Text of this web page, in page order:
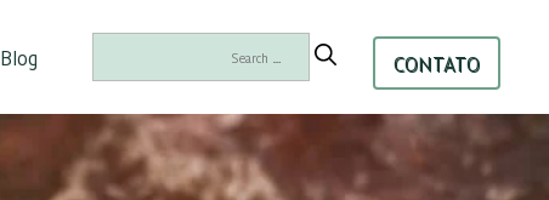
Blog
for:
CONTATO